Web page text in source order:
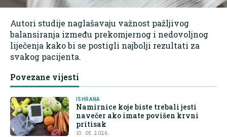
Autori studije naglašavaju važnost pažljivog
balansiranja između prekomjernog i nedovoljnog
liječenja kako bi se postigli najbolji rezultati za
svakog pacijenta.
Povezane vijesti
ISHRANA
Namirnice koje biste trebali jesti
navečer ako imate povišen krvni
pritisak
10. 05. 2026.